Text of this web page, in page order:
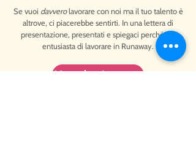
Se vuoi davverolavorare con noi ma il tuo talento è
altrove, ci piacerebbe sentirti. In una lettera di
presentazione, presentati e spiegaci perché sei
entusiasta di lavorare in Runaway.
Mandaci una email